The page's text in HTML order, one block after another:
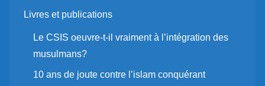
Livres et publications
Le CSIS oeuvre-t-il vraiment à l’intégration des
musulmans?
10 ans de joute contre l’islam conquérant